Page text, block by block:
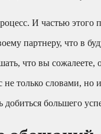
И частью этого
партнеру, что в
что вы сожалеете,
не только словами, но
добиться большего